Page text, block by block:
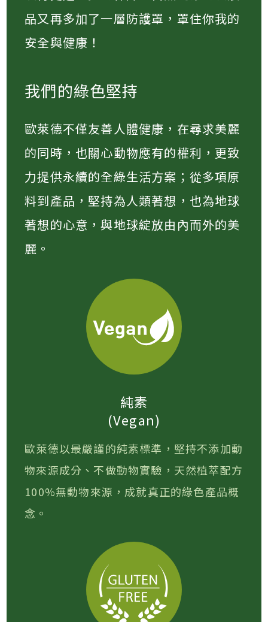
品又再多加了一層防護罩，罩住你我的
安全與健康！
我們的綠色堅持
歐萊德不僅友善人體健康，在尋求美麗
的同時，也關心動物應有的權利，更致
力提供永續的全綠生活方案；從多項原
料到產品，堅持為人類著想，也為地球
著想的心意，與地球綻放由內而外的美
麗。
純素
(Vegan)
歐萊德以最嚴謹的純素標準，堅持不添加動
物來源成分、不做動物實驗，天然植萃配方
100%無動物來源，成就真正的綠色產品概
念。